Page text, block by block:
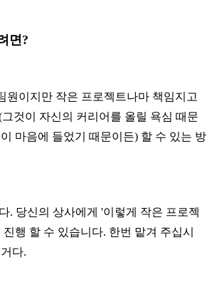
면?
원이지만 작은 프로젝트나마 책임지고
것이 자신의 커리어를 올릴 욕심 때문
마음에 들었기 때문이든) 할 수 있는 방
. 당신의 상사에게 '이렇게 작은 프로젝
행 할 수 있습니다. 한번 맡겨 주십시
다.